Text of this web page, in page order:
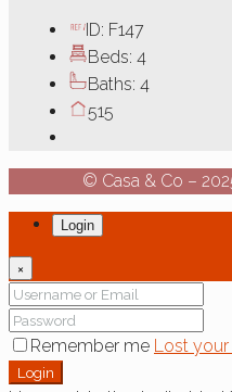
ID: F147
Beds: 4
Baths: 4
515
© Casa & Co –
Login
×
Remember me Lost
Login